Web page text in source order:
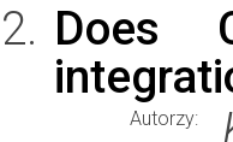
Does
Autorzy: